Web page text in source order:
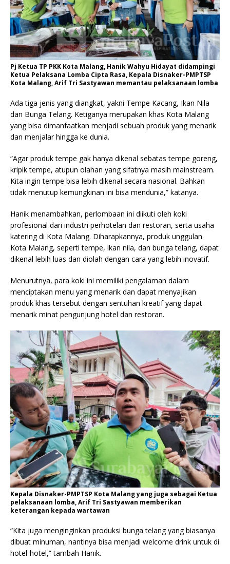
Pj Ketua TP PKK Kota Malang, Hanik Wahyu Hidayat didampingi
Ketua Pelaksana Lomba Cipta Rasa, Kepala Disnaker-PMPTSP
Kota Malang, Arif Tri Sastyawan memantau pelaksanaan lomba
Ada tiga jenis yang diangkat, yakni Tempe Kacang, Ikan Nila
dan Bunga Telang. Ketiganya merupakan khas Kota Malang
yang bisa dimanfaatkan menjadi sebuah produk yang menarik
dan menjalar hingga ke dunia.
“Agar produk tempe gak hanya dikenal sebatas tempe goreng,
kripik tempe, atupun olahan yang sifatnya masih mainstream.
Kita ingin tempe bisa lebih dikenal secara nasional. Bahkan
tidak menutup kemungkinan ini bisa mendunia,” katanya.
Hanik menambahkan, perlombaan ini diikuti oleh koki
profesional dari industri perhotelan dan restoran, serta usaha
katering di Kota Malang. Diharapkannya, produk unggulan
Kota Malang, seperti tempe, ikan nila, dan bunga telang, dapat
dikenal lebih luas dan diolah dengan cara yang lebih inovatif.
Menurutnya, para koki ini memiliki pengalaman dalam
menciptakan menu yang menarik dan dapat menyajikan
produk khas tersebut dengan sentuhan kreatif yang dapat
menarik minat pengunjung hotel dan restoran.
Kepala Disnaker-PMPTSP Kota Malang yang juga sebagai Ketua
pelaksanaan lomba, Arif Tri Sastyawan memberikan
keterangan kepada wartawan
“Kita juga menginginkan produksi bunga telang yang biasanya
dibuat minuman, nantinya bisa menjadi welcome drink untuk di
hotel-hotel,” tambah Hanik.